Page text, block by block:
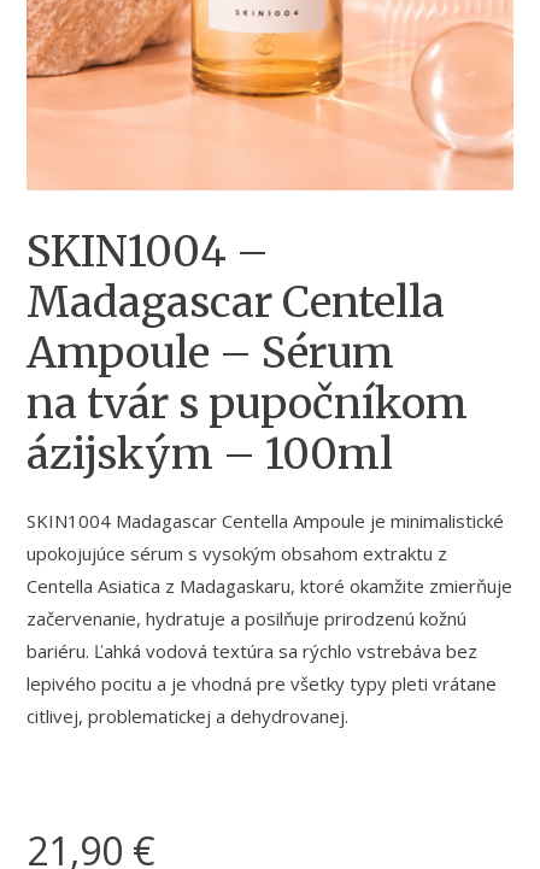
SKIN1004 –
Madagascar Centella
Ampoule – Sérum
na tvár s pupočníkom
ázijským – 100ml
SKIN1004 Madagascar Centella Ampoule je minimalistické
upokojujúce sérum s vysokým obsahom extraktu z
Centella Asiatica z Madagaskaru, ktoré okamžite zmierňuje
začervenanie, hydratuje a posilňuje prirodzenú kožnú
bariéru. Ľahká vodová textúra sa rýchlo vstrebáva bez
lepivého pocitu a je vhodná pre všetky typy pleti vrátane
citlivej, problematickej a dehydrovanej.
21,90 €